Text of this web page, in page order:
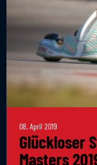
08. April 2019
Glückloser
Masters